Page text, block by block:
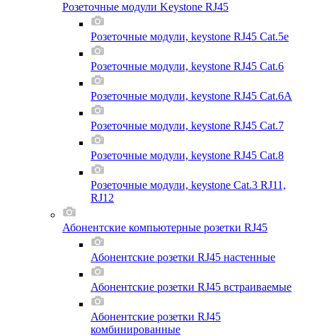
Розеточные модули Keystone RJ45
Розеточные модули, keystone RJ45 Cat.5e
Розеточные модули, keystone RJ45 Cat.6
Розеточные модули, keystone RJ45 Cat.6A
Розеточные модули, keystone RJ45 Cat.7
Розеточные модули, keystone RJ45 Cat.8
Розеточные модули, keystone Cat.3 RJ11,
RJ12
Абонентские компьютерные розетки RJ45
Абонентские розетки RJ45 настенные
Абонентские розетки RJ45 встраиваемые
Абонентские розетки RJ45
комбинированные